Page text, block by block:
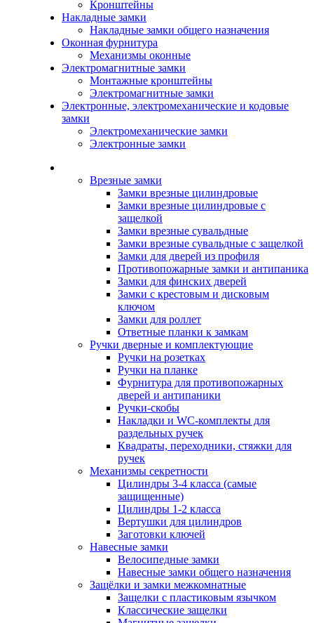
Кронштейны
Накладные замки
Накладные замки общего назначения
Оконная фурнитура
Механизмы оконные
Электромагнитные замки
Монтажные кронштейны
Электромагнитные замки
Электронные, электромеханические и кодовые
замки
Электромеханические замки
Электронные замки
Врезные замки
Замки врезные цилиндровые
Замки врезные цилиндровые с
защелкой
Замки врезные сувальдные
Замки врезные сувальдные с защелкой
Замки для дверей из профиля
Противопожарные замки и антипаника
Замки для финских дверей
Замки с крестовым и дисковым
ключом
Замки для роллет
Ответные планки к замкам
Ручки дверные и комплектующие
Ручки на розетках
Ручки на планке
Фурнитура для противопожарных
дверей и антипаники
Ручки-скобы
Накладки и WC-комплекты для
раздельных ручек
Квадраты, переходники, стяжки для
ручек
Механизмы секретности
Цилиндры 3-4 класса (самые
защищенные)
Цилиндры 1-2 класса
Вертушки для цилиндров
Заготовки ключей
Навесные замки
Велосипедные замки
Навесные замки общего назначения
Защёлки и замки межкомнатные
Защелки с пластиковым язычком
Классические защелки